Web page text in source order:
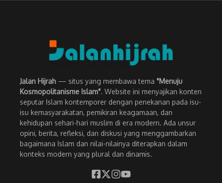
Jalan Hijrah — situs yang membawa tema "Menuju
Kosmopolitanisme Islam". Website ini menyajikan konten
seputar Islam kontemporer dengan penekanan pada isu-
isu kemasyarakatan, pemikiran keagamaan, dan
kehidupan sehari-hari muslim di era modern. Ada unsur
opini, berita, refleksi, dan diskusi yang menggambarkan
bagaimana Islam dan nilai-nilainya diterapkan dalam
konteks modern yang plural dan dinamis.